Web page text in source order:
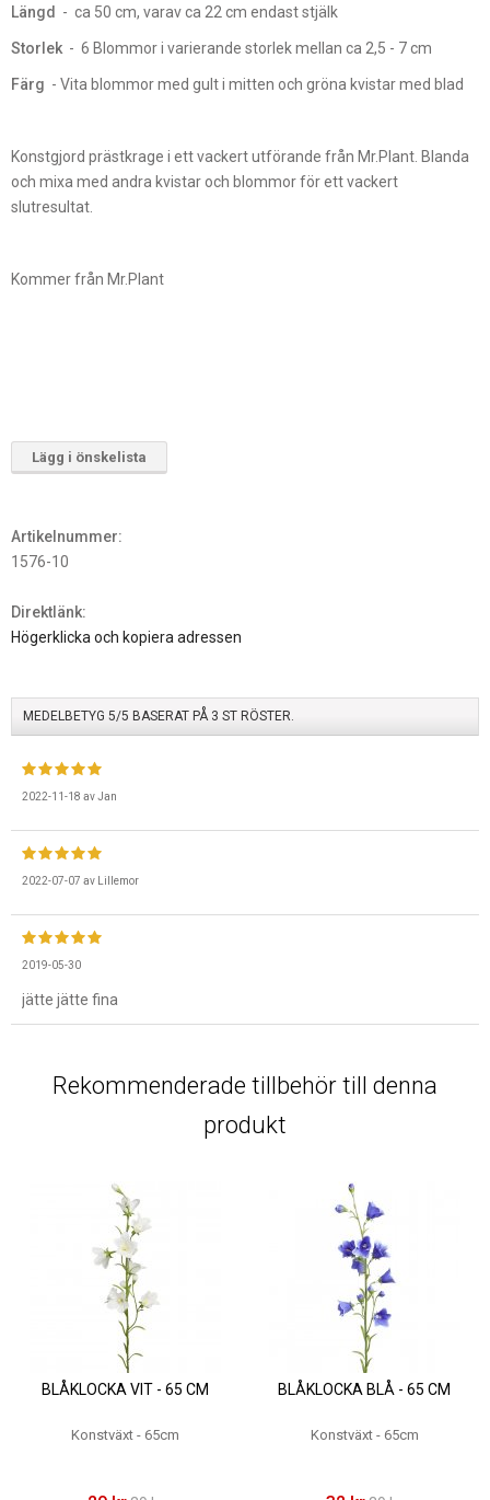
Längd - ca 50 cm, varav ca 22 cm endast stjälk
Storlek- 6 Blommor i varierande storlek mellan ca 2,5 - 7 cm
Färg - Vita blommor med gult i mitten och gröna kvistar med blad
Konstgjord prästkrage i ett vackert utförande från Mr.Plant. Blanda
och mixa med andra kvistar och blommor för ett vackert
slutresultat.
Kommer från Mr.Plant
Lägg i önskelista
Artikelnummer:
1576-10
Direktlänk:
Högerklicka och kopiera adressen
MEDELBETYG 5/5 BASERAT PÅ 3 ST RÖSTER.
2022-11-18 avJan
2022-07-07 av Lillemor
2019-05-30
jätte jätte fina
Rekommenderade tillbehör till denna
produkt
BLÅKLOCKA VIT - 65 CM
Konstväxt - 65cm
BLÅKLOCKA BLÅ - 65 CM
Konstväxt - 65cm